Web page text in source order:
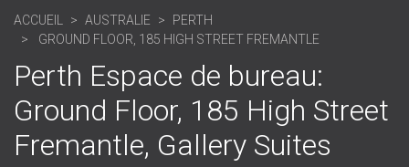
ACCUEIL AUSTRALIE
PERTH
GROUND FLOOR, 185 HIGH STREET FREMANTLE
Perth Espace de bureau:
Ground Floor, 185 High Street
Fremantle, Gallery Suites